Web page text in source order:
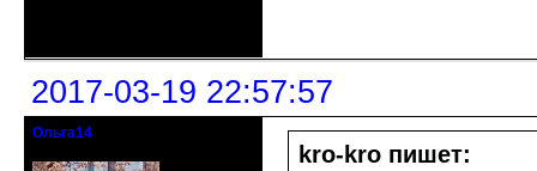
2017-03-19 22:57:57
Ольга14
kro-kro пишет: